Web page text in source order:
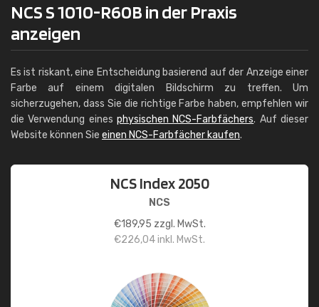
NCS S 1010-R60B in der Praxis
anzeigen
Es ist riskant, eine Entscheidung basierend auf der Anzeige einer
Farbe auf einem digitalen Bildschirm zu treffen. Um
sicherzugehen, dass Sie die richtige Farbe haben, empfehlen wir
die Verwendung eines physischen NCS-Farbfächers. Auf dieser
Website können Sie einen NCS-Farbfächer kaufen.
NCS Index 2050
NCS
€189,95 zzgl. MwSt.
€226,04inkl. MwSt.